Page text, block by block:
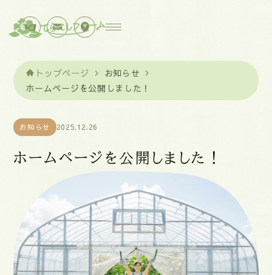
トップページ
お知らせ
ホームページを公開しました！
お知らせ 2025.12.26
ホームページを公開しました！